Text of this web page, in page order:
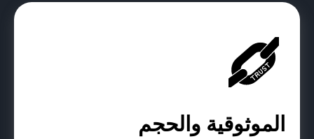
الموثوقية والحجم